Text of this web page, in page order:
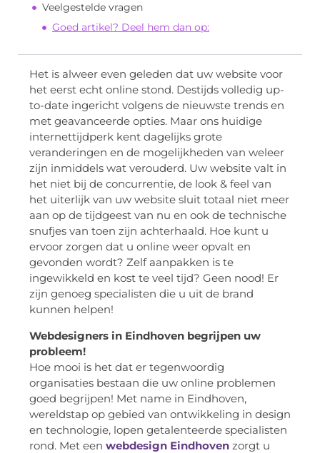
Veelgestelde vragen
Goed artikel? Deel hem dan op:
Het is alweer even geleden dat uw website voor
het eerst echt online stond. Destijds volledig up-
to-date ingericht volgens de nieuwste trends en
met geavanceerde opties. Maar ons huidige
internettijdperk kent dagelijks grote
veranderingen en de mogelijkheden van weleer
zijn inmiddels wat verouderd. Uw website valt in
het niet bij de concurrentie, de look & feel van
het uiterlijk van uw website sluit totaal niet meer
aan op de tijdgeest van nu en ook de technische
snufjes van toen zijn achterhaald. Hoe kunt u
ervoor zorgen dat u online weer opvalt en
gevonden wordt? Zelf aanpakken is te
ingewikkeld en kost te veel tijd? Geen nood! Er
zijn genoeg specialisten die u uit de brand
kunnen helpen!
Webdesigners in Eindhoven begrijpen uw
probleem!
Hoe mooi is het dat er tegenwoordig
organisaties bestaan die uw online problemen
goed begrijpen! Met name in Eindhoven,
wereldstap op gebied van ontwikkeling in design
en technologie, lopen getalenteerde specialisten
rond. Met een webdesign Eindhoven zorgt u